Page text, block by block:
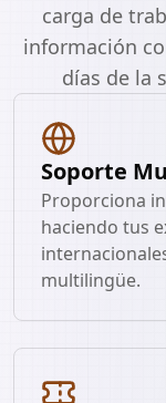
carga de
información
días de la
Soporte
Proporciona
haciendo tus
multilingüe.